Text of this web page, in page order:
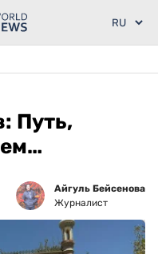
Путь,
Айгуль Бейсенова
Журналист